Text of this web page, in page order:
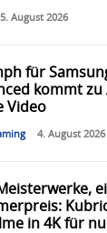
5. August 2026
für
kommt zu
Video
4. August 2026
in 4K für